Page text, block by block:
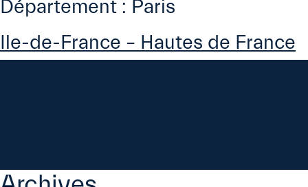
Département : Paris
Ile-de-France – Hautes de France